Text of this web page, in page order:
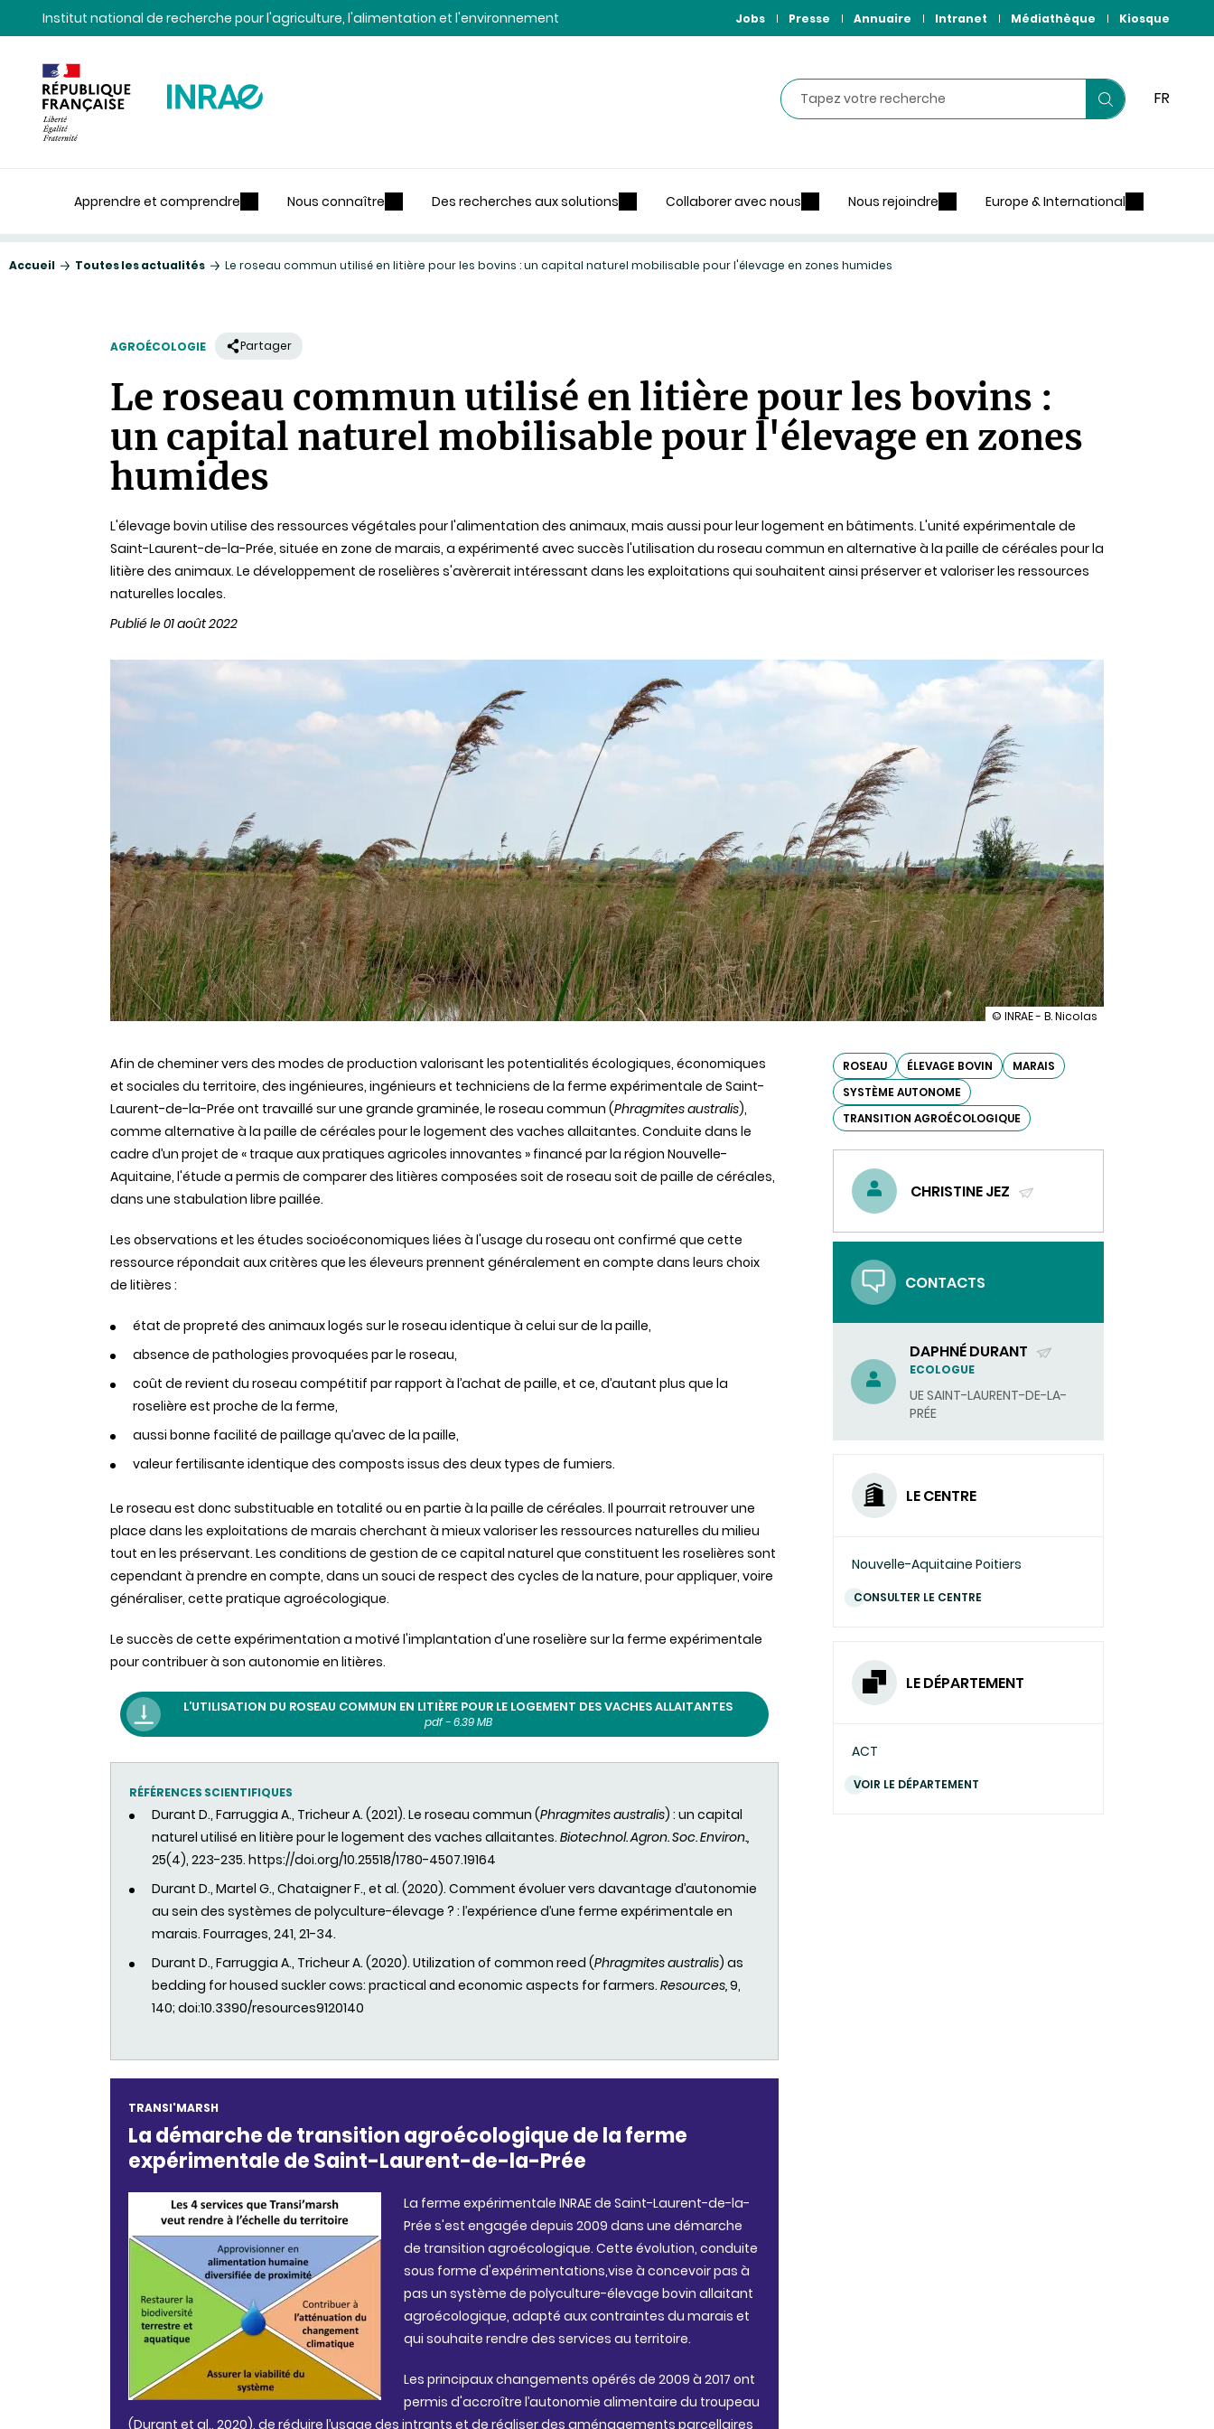
Contenu
Recherche
NavigationInstitut national de recherche pour l'agriculture, l'alimentation et l'environnement Jobs Presse Annuaire Intranet Médiathèque Kiosque
Rechercher
Lancer
FR
Apprendre et comprendre Nous connaître Des recherches aux solutions Collaborer avec nous Nous rejoindre Europe & International
Accueil Toutes les actualités Le roseau commun utilisé en litière pour les bovins : un capital naturel mobilisable pour l'élevage en zones humides
AGROÉCOLOGIE Partager
Le roseau commun utilisé en litière pour les bovins :
un capital naturel mobilisable pour l'élevage en zones
humides
L'élevage bovin utilise des ressources végétales pour l'alimentation des animaux, mais aussi pour leur logement en bâtiments. L'unité expérimentale de
Saint-Laurent-de-la-Prée, située en zone de marais, a expérimenté avec succès l'utilisation du roseau commun en alternative à la paille de céréales pour la
litière des animaux. Le développement de roselières s'avèrerait intéressant dans les exploitations qui souhaitent ainsi préserver et valoriser les ressources
naturelles locales.
Publié le 01 août 2022
illustration
commun
utilisé
litière
pour
bovins
un
capital
mobilisable
pour
© INRAE - B. Nicolas
Afin de cheminer vers des modes de production valorisant les potentialités écologiques, économiques
et sociales du territoire, des ingénieures, ingénieurs et techniciens de la ferme expérimentale de Saint-
Laurent-de-la-Prée ont travaillé sur une grande graminée, le roseau commun (Phragmites australis),
comme alternative à la paille de céréales pour le logement des vaches allaitantes. Conduite dans le
cadre d’un projet de « traque aux pratiques agricoles innovantes » financé par la région Nouvelle-
Aquitaine, l'étude a permis de comparer des litières composées soit de roseau soit de paille de céréales,
dans une stabulation libre paillée.
Les observations et les études socioéconomiques liées à l'usage du roseau ont confirmé que cette
ressource répondait aux critères que les éleveurs prennent généralement en compte dans leurs choix
de litières :
état de propreté des animaux logés sur le roseau identique à celui sur de la paille,
absence de pathologies provoquées par le roseau,
coût de revient du roseau compétitif par rapport à l’achat de paille, et ce, d’autant plus que la
roselière est proche de la ferme,
aussi bonne facilité de paillage qu’avec de la paille,
valeur fertilisante identique des composts issus des deux types de fumiers.
Le roseau est donc substituable en totalité ou en partie à la paille de céréales. Il pourrait retrouver une
place dans les exploitations de marais cherchant à mieux valoriser les ressources naturelles du milieu
tout en les préservant. Les conditions de gestion de ce capital naturel que constituent les roselières sont
cependant à prendre en compte, dans un souci de respect des cycles de la nature, pour appliquer, voire
généraliser, cette pratique agroécologique.
Le succès de cette expérimentation a motivé l'implantation d'une roselière sur la ferme expérimentale
pour contribuer à son autonomie en litières.
L’UTILISATION DU ROSEAU COMMUN EN LITIÈRE POUR LE LOGEMENT DES VACHES ALLAITANTES
pdf - 6.39 MB
RÉFÉRENCES SCIENTIFIQUES
Durant D., Farruggia A., Tricheur A. (2021). Le roseau commun (Phragmites australis) : un capital
naturel utilisé en litière pour le logement des vaches allaitantes. Biotechnol. Agron. Soc. Environ.,
25(4), 223-235. https://doi.org/10.25518/1780-4507.19164
Durant D., Martel G., Chataigner F., et al. (2020). Comment évoluer vers davantage d’autonomie
au sein des systèmes de polyculture-élevage ? : l’expérience d’une ferme expérimentale en
marais. Fourrages, 241, 21-34.
Durant D., Farruggia A., Tricheur A. (2020). Utilization of common reed (Phragmites australis) as
bedding for housed suckler cows: practical and economic aspects for farmers. Resources,9,
140; doi:10.3390/resources9120140
TRANSI'MARSH
La démarche de transition agroécologique de la ferme
expérimentale de Saint-Laurent-de-la-Prée
La ferme expérimentale INRAE de Saint-Laurent-de-la-
Prée s'est engagée depuis 2009 dans une démarche
de transition agroécologique. Cette évolution, conduite
sous forme d'expérimentations,vise à concevoir pas à
pas un système de polyculture-élevage bovin allaitant
agroécologique, adapté aux contraintes du marais et
qui souhaite rendre des services au territoire.
Les principaux changements opérés de 2009 à 2017 ont
permis d'accroître l’autonomie alimentaire du troupeau
(Durant et al., 2020), de réduire l’usage des intrants et de réaliser des aménagements parcellaires
ROSEAU ÉLEVAGE BOVIN
MARAIS
SYSTÈME AUTONOME
TRANSITION AGROÉCOLOGIQUE
CHRISTINE JEZ
UN
CONTACTS
DAPHNÉ DURANT
(ENVOYER
UN
COURRIEL)
ECOLOGUE
UE SAINT-LAURENT-DE-LA-
PRÉE
LE CENTRE
Nouvelle-Aquitaine Poitiers
CONSULTER LE CENTRE
LE DÉPARTEMENT
ACT
VOIR LE DÉPARTEMENT